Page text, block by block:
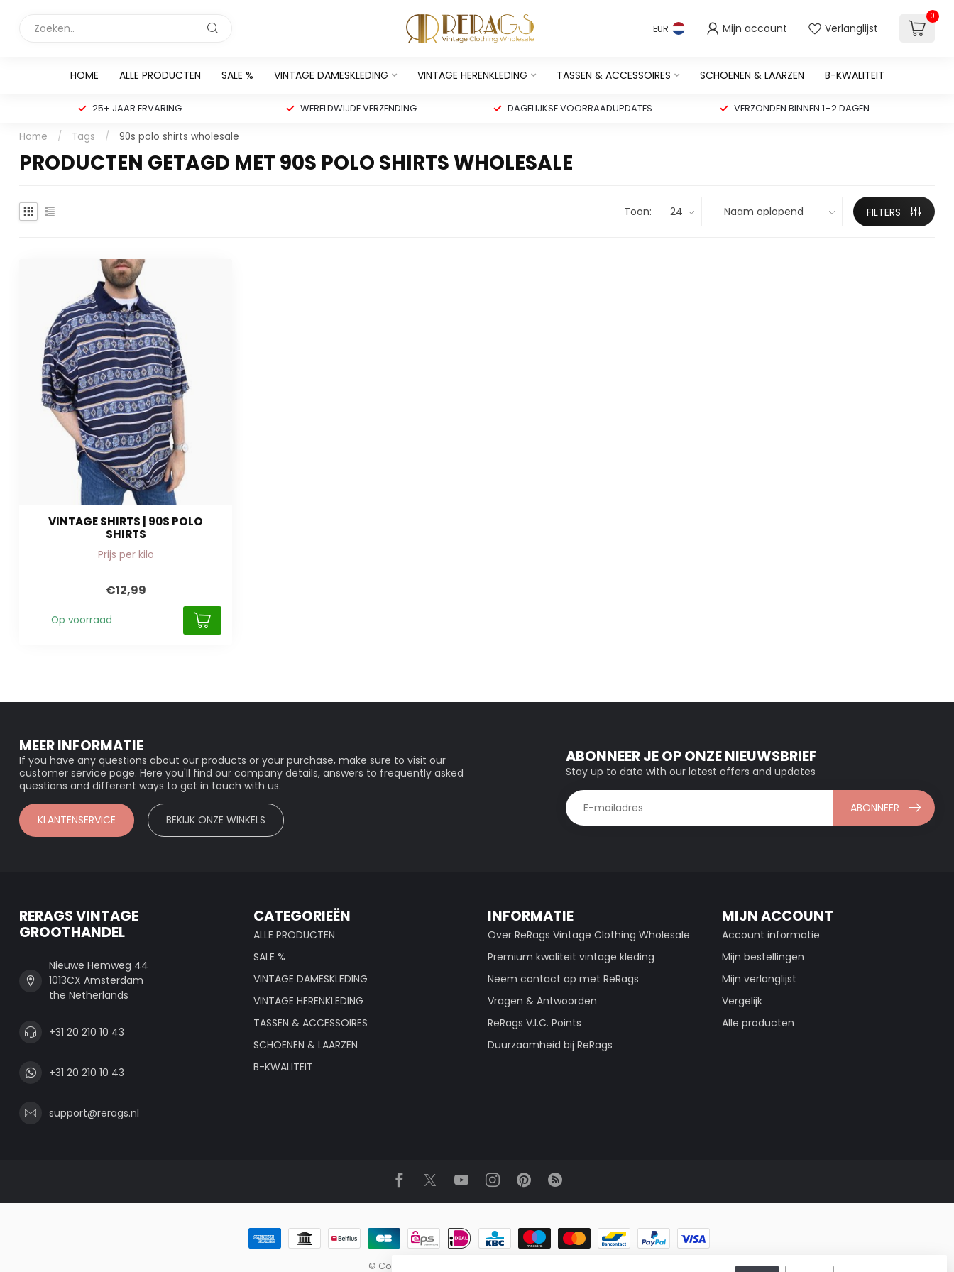
EUR Mijn account Verlanglijst
0
HOME ALLE PRODUCTEN SALE % VINTAGE DAMESKLEDING VINTAGE HERENKLEDING TASSEN & ACCESSOIRES SCHOENEN & LAARZEN B-KWALITEIT
25+ JAAR ERVARING WERELDWIJDE VERZENDING DAGELIJKSE VOORRAADUPDATES VERZONDEN BINNEN 1–2 DAGEN
Home / Tags / 90s polo shirts wholesale
PRODUCTEN GETAGD MET 90S POLO SHIRTS WHOLESALE
Toon: FILTERS
VINTAGE SHIRTS | 90S POLO
SHIRTS
Prijs per kilo
€12,99
Op voorraad
MEER INFORMATIE
If you have any questions about our products or your purchase, make sure to visit our
customer service page. Here you'll find our company details, answers to frequently asked
questions and different ways to get in touch with us.
KLANTENSERVICE BEKIJK ONZE WINKELS
ABONNEER JE OP ONZE NIEUWSBRIEF
Stay up to date with our latest offers and updates
ABONNEER
RERAGS VINTAGE
GROOTHANDEL
Nieuwe Hemweg 44
1013CX Amsterdam
the Netherlands
+31 20 210 10 43
+31 20 210 10 43
support@rerags.nl
CATEGORIEËN
ALLE PRODUCTEN
SALE %
VINTAGE DAMESKLEDING
VINTAGE HERENKLEDING
TASSEN & ACCESSOIRES
SCHOENEN & LAARZEN
B-KWALITEIT
INFORMATIE
Over ReRags Vintage Clothing Wholesale
Premium kwaliteit vintage kleding
Neem contact op met ReRags
Vragen & Antwoorden
ReRags V.I.C. Points
Duurzaamheid bij ReRags
MIJN ACCOUNT
Account informatie
Mijn bestellingen
Mijn verlanglijst
Vergelijk
Alle producten
© Copyright 2026 ReRags Vintage Groothandel